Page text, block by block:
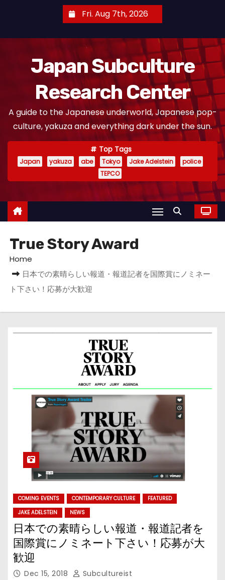
Fri. Aug 7th, 2026
Japan Subculture
Research Center
A guide to the Japanese underworld, Japanese pop-
culture, yakuza and everything dark under the sun.
Top Tags
Japan yakuza abe Tokyo Jake Adelstein
police
TEPCO
True Story Award
Home
日本での素晴らしい報道・報道記者を国際賞にノミネー
ト下さい！応募が大歓迎
COMING EVENTS CONTEMPORARY CULTURE
FEATURED
JAKE ADELSTEIN
NEWS
日本での素晴らしい報道・報道記者を
国際賞にノミネート下さい！応募が大
歓迎
Dec 15, 2018 Subcultureist